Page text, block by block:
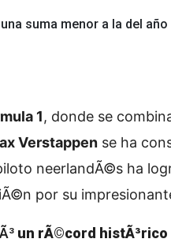
suma menor a la del
1, donde se
Verstappen se ha
neerlandÃ©s ha
por su
un rÃ©cord histÃ³rico